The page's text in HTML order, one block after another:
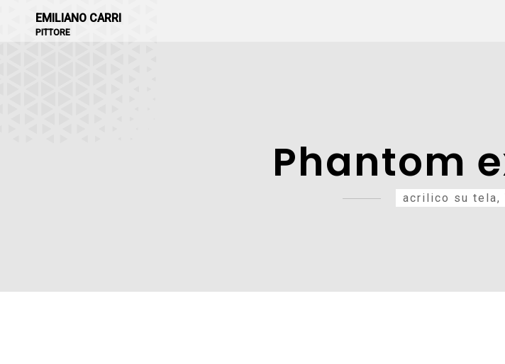
EMILIANO CARRI
PITTORE
Phantom
acrilico su tela,